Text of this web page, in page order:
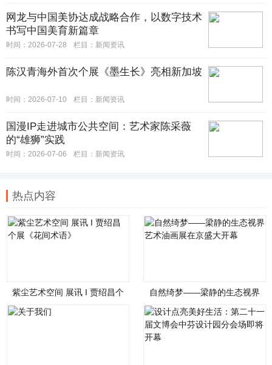
网龙与中国美协达成战略合作，以数字技术
书写中国美育新篇章
时间：2026-07-28 栏目： 新闻资讯
陈汉青海外首次个展《墨生长》亮相新加坡
时间：2026-07-10 栏目： 新闻资讯
国漫IP走进城市公共空间：艺术家陈采薇
的“雄狮”实践
时间：2026-07-06 栏目： 新闻资讯
热点内容
紫尘艺术空间 展讯 I 贾绍昌个
自然绮梦——梁静的生态视界